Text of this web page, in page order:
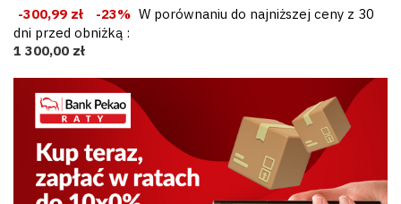
-300,99 zł -23% W porównaniu do najniższej ceny z 30
dni przed obniżką :
1 300,00 zł